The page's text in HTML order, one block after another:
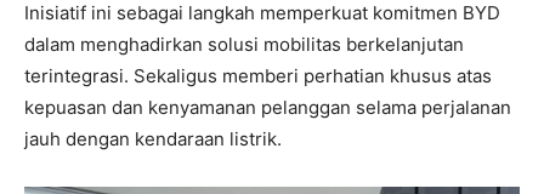
Inisiatif ini sebagai langkah memperkuat komitmen BYD
dalam menghadirkan solusi mobilitas berkelanjutan
terintegrasi. Sekaligus memberi perhatian khusus atas
kepuasan dan kenyamanan pelanggan selama perjalanan
jauh dengan kendaraan listrik.